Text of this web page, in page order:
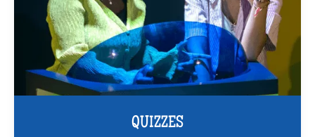
QUIZZES